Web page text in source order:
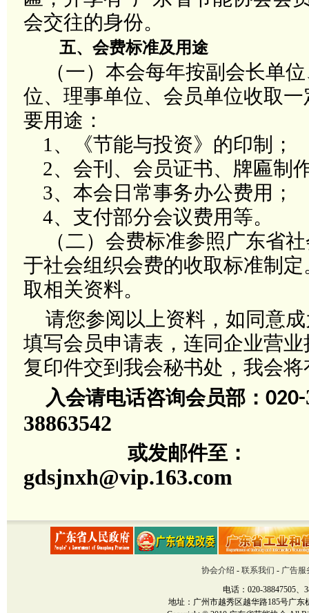
会交往的身份。
五、会费标准及用途
（一）本会每年按副会长单
位、理事单位、会员单位收取
要用途：
1 、《节能与投资》的印制；
2、会刊 、会员证书、牌匾制
3、本会日常事务办公费用；
4、支付部分会议费用等。
（二）会费标准参照广东省
于社会组织会费的收取标准制
取相关资料。
请您参阅以上资料，如同意
填写会员申请表，连同企业营
复印件交到我会秘书处，我会
入会请电话咨询会员部： 020-
38863542
或发邮件至：
gdsjnxh@vip.163.com
协会介绍 - 联系我们 - 广告服
电话：020-38847505、
地址：广州市越秀区越华路185号广东